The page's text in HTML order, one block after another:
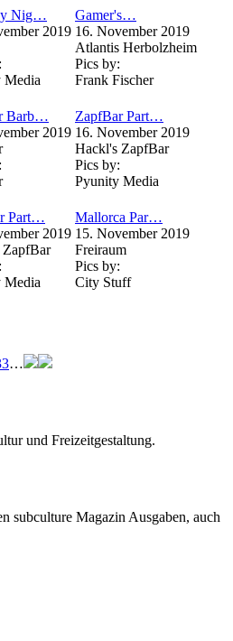
Nig…
2019
Media
Gamer's…
16. November 2019
Atlantis Herbolzheim
Pics by:
Frank Fischer
Barb…
2019
ZapfBar Part…
16. November 2019
Hackl's ZapfBar
Pics by:
Pyunity Media
Part…
2019
Media
Mallorca Par…
15. November 2019
Freiraum
Pics by:
City Stuff
…
und Freizeitgestaltung.
subculture Magazin Ausgaben, auch